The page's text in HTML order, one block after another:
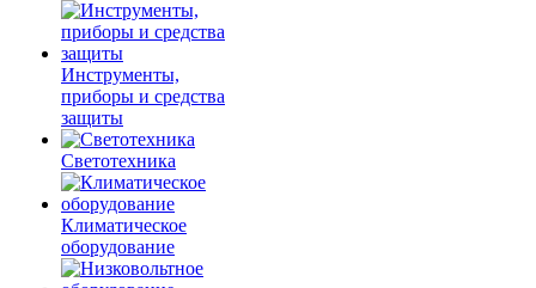
Инструменты,
приборы и средства
защиты
Светотехника
Климатическое
оборудование